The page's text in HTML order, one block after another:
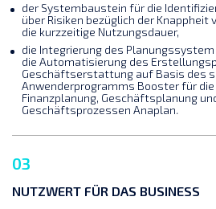
der Systembaustein für die
über Risiken bezüglich der Knappheit
die kurzzeitige Nutzungsdauer,
die Integrierung des
die Automatisierung des
Geschäftserstattung auf Basis des
Anwenderprogramms Booster für
Finanzplanung, Geschäftsplanung
Geschäftsprozessen Anaplan.
03
NUTZWERT FÜR DAS BUSINESS